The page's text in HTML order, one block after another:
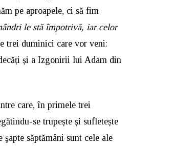
pe aproapele, ci să fim
le stă împotrivă, iar celor
trei duminici care vor veni:
și a Izgonirii lui Adam din
care, în primele trei
se trupește și sufletește
şapte săptămâni sunt cele ale